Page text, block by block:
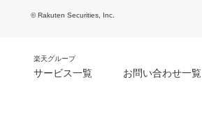
© Rakuten Securities, Inc.
楽天グループ
サービス一覧 お問い合わせ一覧